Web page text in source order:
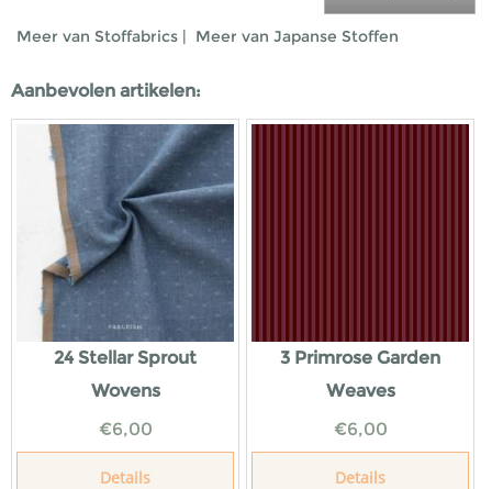
Meer van Stoffabrics | Meer van Japanse Stoffen
Aanbevolen artikelen:
24 Stellar Sprout
Wovens
€6,00
Details
3 Primrose Garden
Weaves
€6,00
Details